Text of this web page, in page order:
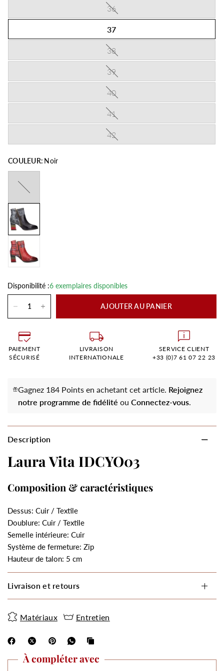
36
37
38
39
40
41
42
COULEUR: Noir
Disponibilité :6 exemplaires disponibles
AJOUTER AU PANIER
PAIEMENT
SÉCURISÉ
LIVRAISON
INTERNATIONALE
SERVICE CLIENT
+33 (0)7 61 07 22 23
Gagnez 184 Points en achetant cet article. Rejoignez
notre programme de fidélité ou Connectez-vous.
Description
Laura Vita IDCYO03
Composition & caractéristiques
Dessus: Cuir / Textile
Doublure: Cuir / Textile
Semelle intérieure: Cuir
Système de fermeture: Zip
Hauteur de talon: 5 cm
Livraison et retours
Matériaux Entretien
À compléter avec